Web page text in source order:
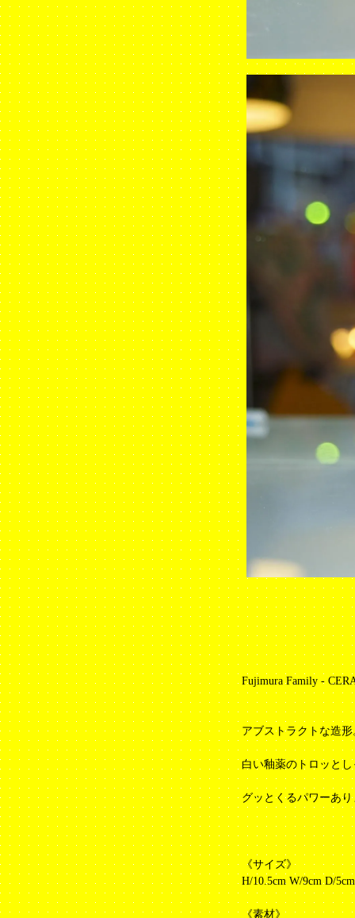
Fujimura Family -
アブストラクトな造形
白い釉薬のトロッと
グッとくるパワーあ
《サイズ》
H/10.5cm W/9cm D/5cm
《素材》